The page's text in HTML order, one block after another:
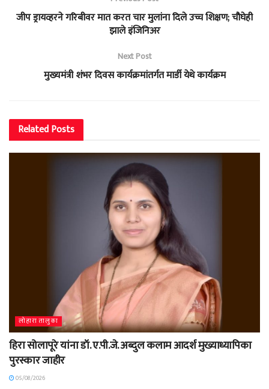
जीप ड्रायव्हरने गरिबीवर मात करत चार मुलांना दिले उच्च शिक्षण; चौघेही
झाले इंजिनिअर
Next Post
मुख्यमंत्री शंभर दिवस कार्यक्रमांतर्गत मार्डी येथे कार्यक्रम
RelatedPosts
लोहारा तालुका
हिरा सोलापूरे यांना डॉ. ए.पी.जे. अब्दुल कलाम आदर्श मुख्याध्यापिका
पुरस्कार जाहीर
05/08/2026